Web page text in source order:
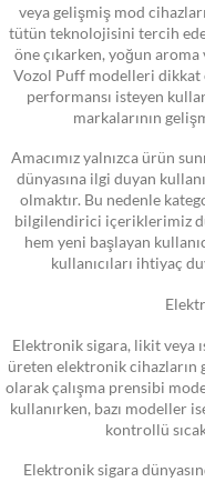
veya gelişmiş mod
tütün teknolojisini tercih
öne çıkarken, yoğun
Vozol Puff modelleri dikkat
performansı isteyen
markalarının
Amacımız yalnızca ürün
dünyasına ilgi duyan
olmaktır. Bu nedenle
bilgilendirici içeriklerimiz
hem yeni başlayan
kullanıcıları ihtiyaç
Elektronik sigara, likit veya
üreten elektronik cihazların
olarak çalışma prensibi
kullanırken, bazı modeller
kontrollü
Elektronik sigara